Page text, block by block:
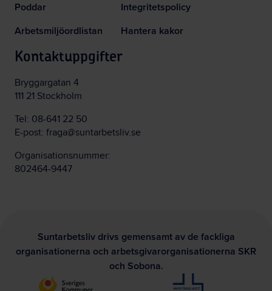
Poddar
Arbetsmiljöordlistan
Integritetspolicy
Hantera kakor
Kontaktuppgifter
Bryggargatan 4
111 21 Stockholm
Tel: 08-641 22 50
E-post: fraga@suntarbetsliv.se
Organisationsnummer:
802464-9447
Suntarbetsliv drivs gemensamt av de fackliga
organisationerna och arbetsgivarorganisationerna SKR
och Sobona.